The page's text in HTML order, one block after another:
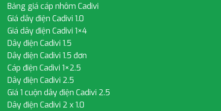
Bảng giá cáp nhôm Cadivi
Giá dây điện Cadivi 1.0
Giá dây điện Cadivi 1×4
Dây điện Cadivi 1.5
Dây điện Cadivi 1.5 đơn
Cáp điện Cadivi 1×2.5
Dây điện Cadivi 2.5
Giá 1 cuộn dây điện Cadivi 2.5
Dây điện Cadivi 2 x 1.0